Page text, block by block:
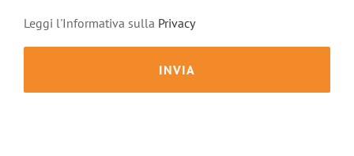
Leggi l'Informativa sulla Privacy